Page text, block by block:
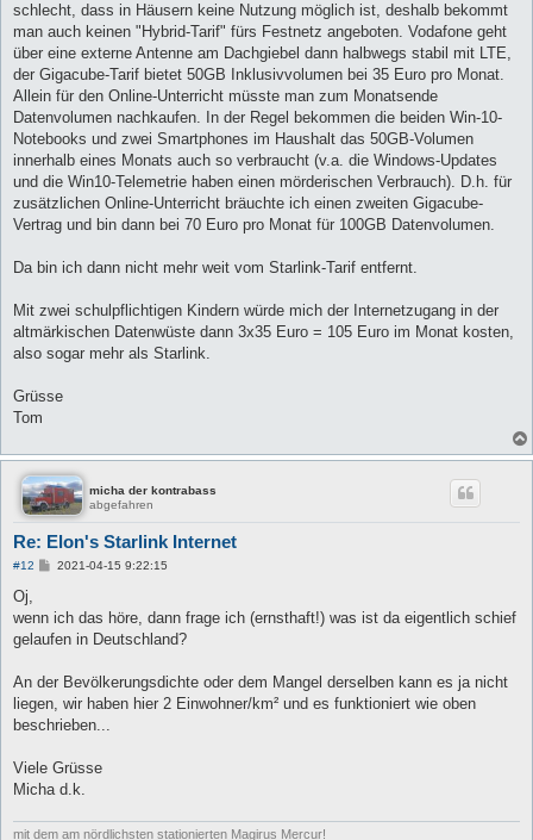
schlecht, dass in Häusern keine Nutzung möglich ist, deshalb bekommt
man auch keinen "Hybrid-Tarif" fürs Festnetz angeboten. Vodafone geht
über eine externe Antenne am Dachgiebel dann halbwegs stabil mit LTE,
der Gigacube-Tarif bietet 50GB Inklusivvolumen bei 35 Euro pro Monat.
Allein für den Online-Unterricht müsste man zum Monatsende
Datenvolumen nachkaufen. In der Regel bekommen die beiden Win-10-
Notebooks und zwei Smartphones im Haushalt das 50GB-Volumen
innerhalb eines Monats auch so verbraucht (v.a. die Windows-Updates
und die Win10-Telemetrie haben einen mörderischen Verbrauch). D.h. für
zusätzlichen Online-Unterricht bräuchte ich einen zweiten Gigacube-
Vertrag und bin dann bei 70 Euro pro Monat für 100GB Datenvolumen.
Da bin ich dann nicht mehr weit vom Starlink-Tarif entfernt.
Mit zwei schulpflichtigen Kindern würde mich der Internetzugang in der
altmärkischen Datenwüste dann 3x35 Euro = 105 Euro im Monat kosten,
also sogar mehr als Starlink.
Grüsse
Tom
micha der kontrabass
abgefahren
Re: Elon's Starlink Internet
#12
B
r
a
2021-04-15 9:22:15
Oj,
wenn ich das höre, dann frage ich (ernsthaft!) was ist da eigentlich schief
gelaufen in Deutschland?
An der Bevölkerungsdichte oder dem Mangel derselben kann es ja nicht
liegen, wir haben hier 2 Einwohner/km² und es funktioniert wie oben
beschrieben...
Viele Grüsse
Micha d.k.
mit dem am nördlichsten stationierten Magirus Mercur!